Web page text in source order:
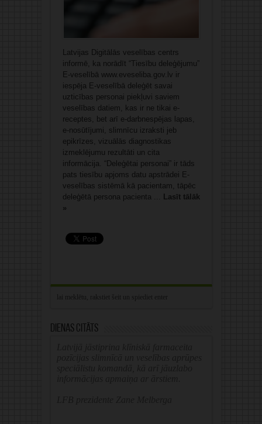
Latvijas Digitālās veselības centrs
informē, ka norādīt “Tiesību deleģējumu”
E-veselībā www.eveseliba.gov.lv ir
iespēja E-veselībā deleģēt savai
uzticības personai piekļuvi saviem
veselības datiem, kas ir ne tikai e-
receptes, bet arī e-darbnespējas lapas,
e-nosūtījumi, slimnīcu izraksti jeb
epikrīzes, vizuālās diagnostikas
izmeklējumu rezultāti un cita
informācija. “Deleģētai personai” ir tāds
pats tiesību apjoms datu apstrādei E-
veselības sistēmā kā pacientam, tāpēc
deleģētā persona pacienta ... Lasīt tālāk
»
Dienas citāts